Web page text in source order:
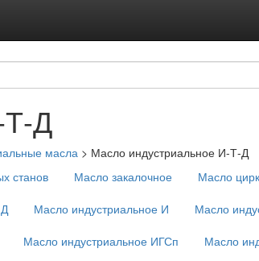
Т-Д
масла > Масло индустриальное И-Т-Д
станов Масло закалочное Масло
Масло индустриальное И Масло
Масло индустриальное ИГСп Масло